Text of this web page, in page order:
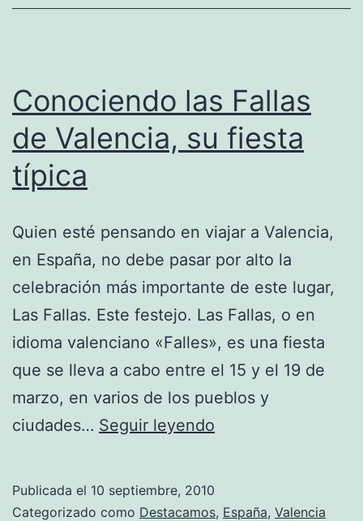
facil
Conociendo las Fallas
de Valencia, su fiesta
típica
Quien esté pensando en viajar a Valencia,
en España, no debe pasar por alto la
celebración más importante de este lugar,
Las Fallas. Este festejo. Las Fallas, o en
idioma valenciano «Falles», es una fiesta
que se lleva a cabo entre el 15 y el 19 de
marzo, en varios de los pueblos y
ciudades… Seguir leyendo
de
Publicada el 10 septiembre, 2010
Categorizado como Destacamos, España, Valencia